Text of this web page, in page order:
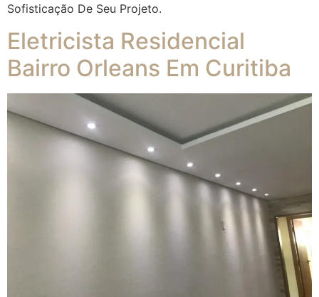
Sofisticação De Seu Projeto.
Eletricista Residencial
Bairro Orleans Em Curitiba